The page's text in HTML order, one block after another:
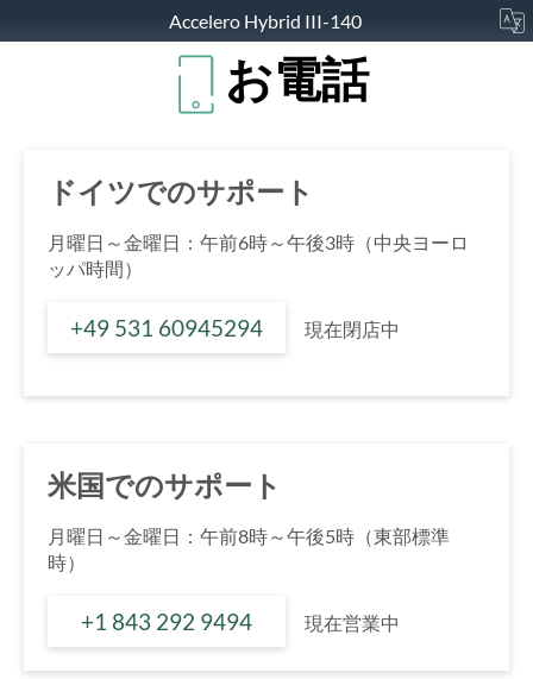
Accelero Hybrid III-140
お電話
ドイツでのサポート
月曜日～金曜日：午前6時～午後3時（中央ヨーロ
ッパ時間）
+49 531 60945294 現在閉店中
米国でのサポート
月曜日～金曜日：午前8時～午後5時（東部標準
時）
+1 843 292 9494 現在営業中